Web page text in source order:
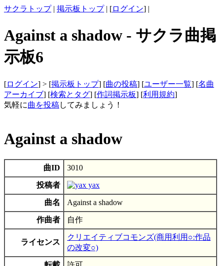
サクラトップ| 掲示板トップ| [ログイン] |
Against a shadow - サクラ曲掲
示板6
[ログイン] > [掲示板トップ] [曲の投稿] [ユーザー一覧] [名曲
アーカイブ] [検索とタグ] [作詞掲示板] [利用規約]
気軽に曲を投稿してみましょう！
Against a shadow
曲ID 3010
投稿者 yax
曲名 Against a shadow
作曲者 自作
ライセンス
クリエイティブコモンズ(商用利用○:作品
の改変○)